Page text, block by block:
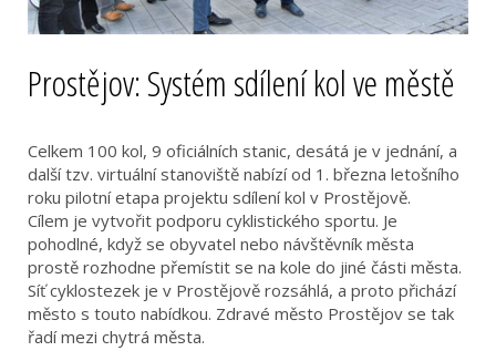
Prostějov: Systém sdílení kol ve městě
Celkem 100 kol, 9 oficiálních stanic, desátá je v jednání, a
další tzv. virtuální stanoviště nabízí od 1. března letošního
roku pilotní etapa projektu sdílení kol v Prostějově.
Cílem je vytvořit podporu cyklistického sportu. Je
pohodlné, když se obyvatel nebo návštěvník města
prostě rozhodne přemístit se na kole do jiné části města.
Síť cyklostezek je v Prostějově rozsáhlá, a proto přichází
město s touto nabídkou. Zdravé město Prostějov se tak
řadí mezi chytrá města.